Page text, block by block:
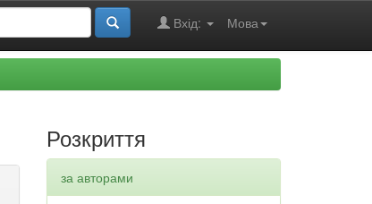
Мова
Вхід:
Розкриття
за авторами